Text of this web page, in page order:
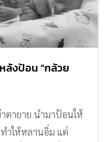
งป้อน “กล้วย
ตายาย นำมาป้อนให้
ทำให้หลานอิ่ม แต่